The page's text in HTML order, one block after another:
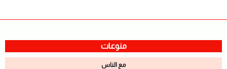
منوعات
مع الناس